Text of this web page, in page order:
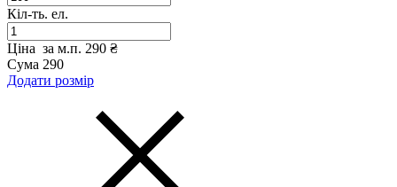
Кіл-ть. ел.
Ціна за м.п. 290 ₴
Сума 290
Додати розмір